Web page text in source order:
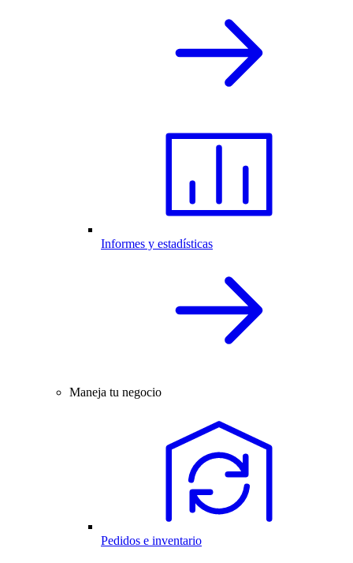
Informes y estadísticas
Maneja tu negocio
Pedidos e inventario